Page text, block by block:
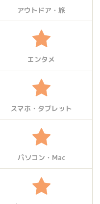
アウトドア・旅
エンタメ
スマホ・タブレット
パソコン・Mac